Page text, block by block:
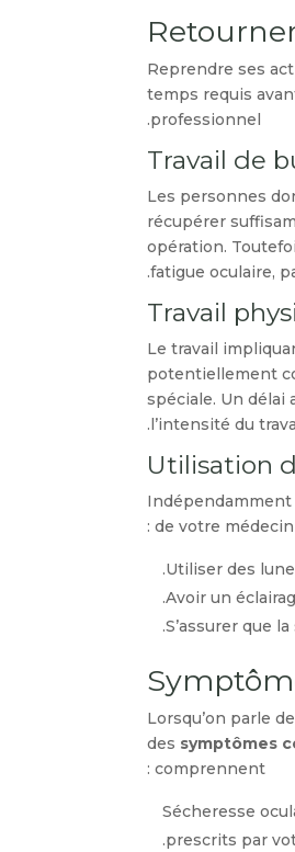
Reprendre ses
temps requis
professionnel.
Travail de
Les personnes
récupérer
opération.
fatigue oculaire,
Travail
Le travail
potentiellement
spéciale. Un délai
l’intensité du
Utilisation
Indépendamment
de votre
Utiliser des
Avoir un
S’assurer que
Lorsqu’on parle
des symptômes
comprennent :
Sécheresse
prescrits par